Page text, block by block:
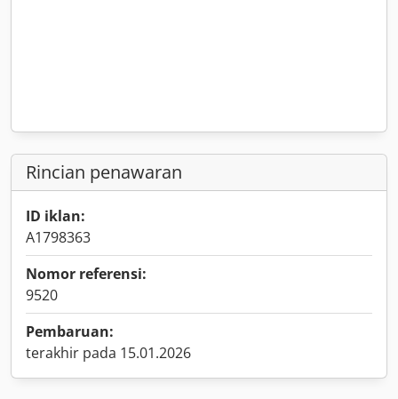
Rincian penawaran
ID iklan:
A1798363
Nomor referensi:
9520
Pembaruan:
terakhir pada 15.01.2026